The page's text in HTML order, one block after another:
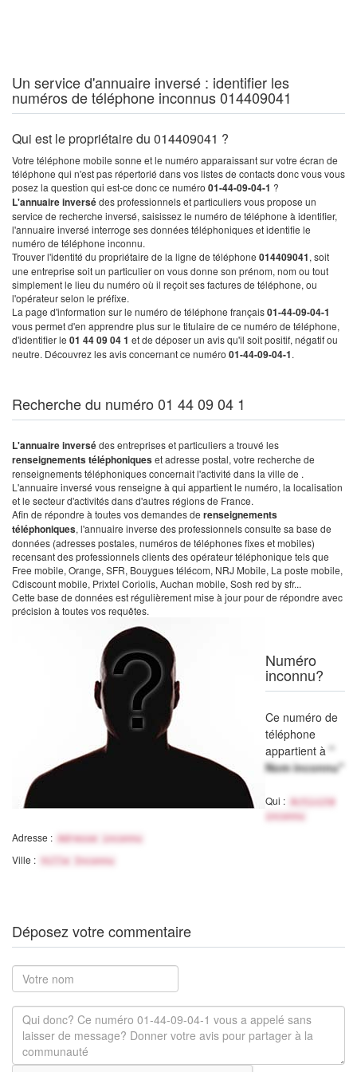
Un service d'annuaire inversé : identifier les
numéros de téléphone inconnus 014409041
Qui est le propriétaire du 014409041 ?
Votre téléphone mobile sonne et le numéro apparaissant sur votre écran de
téléphone qui n'est pas répertorié dans vos listes de contacts donc vous vous
posez la question qui est-ce donc ce numéro 01-44-09-04-1 ?
L'annuaire inversédes professionnels et particuliers vous propose un
service de recherche inversé, saisissez le numéro de téléphone à identifier,
l'annuaire inversé interroge ses données téléphoniques et identifie le
numéro de téléphone inconnu.
Trouver l'identité du propriétaire de la ligne de téléphone 014409041, soit
une entreprise soit un particulier on vous donne son prénom, nom ou tout
simplement le lieu du numéro où il reçoit ses factures de téléphone, ou
l'opérateur selon le préfixe.
La page d'information sur le numéro de téléphone français01-44-09-04-1
vous permet d'en apprendre plus sur le titulaire de ce numéro de téléphone,
d'identifier le 01 44 09 04 1 et de déposer un avis qu'il soit positif, négatif ou
neutre. Découvrez les avis concernant ce numéro 01-44-09-04-1.
Recherche du numéro 01 44 09 04 1
L'annuaire inversédes entreprises et particuliers a trouvé les
renseignements téléphoniqueset adresse postal, votre recherche de
renseignements téléphoniques concernait l'activité dans la ville de .
L'annuaire inversé vous renseigne à qui appartient le numéro, la localisation
et le secteur d'activités dans d'autres régions de France.
Afin de répondre à toutes vos demandes de renseignements
téléphoniques, l'annuaire inverse des professionnels consulte sa base de
données (adresses postales, numéros de téléphones fixes et mobiles)
recensant des professionnels clients des opérateur téléphonique tels que
Free mobile, Orange, SFR, Bouygues télécom, NRJ Mobile, La poste mobile,
Cdiscount mobile, Prixtel Coriolis, Auchan mobile, Sosh red by sfr...
Cette base de données est régulièrement mise à jour pour de répondre avec
précision à toutes vos requêtes.
Numéro
inconnu?
Ce numéro de
téléphone
appartient à "
Nom inconnu"
Qui :
Activité
inconnu
Adresse : Adresse inconnu
Ville : Ville Inconnu
Déposez votre commentaire